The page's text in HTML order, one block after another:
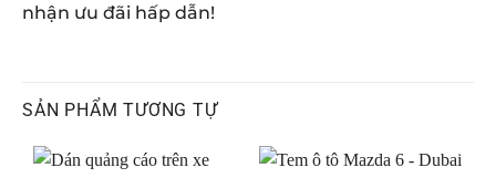
nhận ưu đãi hấp dẫn!
SẢN PHẨM TƯƠNG TỰ